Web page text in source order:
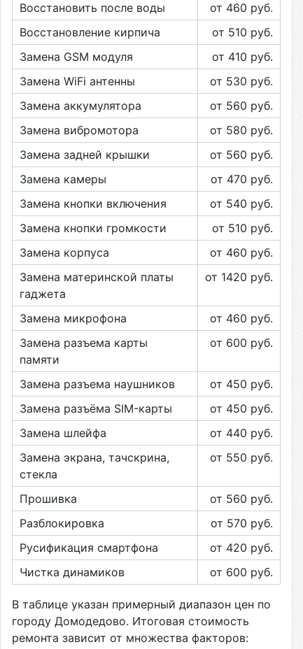
Восстановить после воды от 460 руб.
Восстановление кирпича
от 510 руб.
Замена GSM модуля
от 410 руб.
Замена WiFi антенны
от 530 руб.
Замена аккумулятора
от 560 руб.
Замена вибромотора
от 580 руб.
Замена задней крышки
от 560 руб.
Замена камеры
от 470 руб.
Замена кнопки включения
от 540 руб.
Замена кнопки громкости
от 510 руб.
Замена корпуса
от 460 руб.
Замена материнской платы
гаджета
от 1420 руб.
Замена микрофона от 460 руб.
Замена разъема карты
памяти
от 600 руб.
Замена разъема наушников от 450 руб.
Замена разъёма SIM-карты
от 450 руб.
Замена шлейфа
от 440 руб.
Замена экрана, тачскрина,
стекла
от 550 руб.
Прошивка от 560 руб.
Разблокировка
от 570 руб.
Русификация смартфона
от 420 руб.
Чистка динамиков
от 600 руб.
В таблице указан примерный диапазон цен по
городу Домодедово. Итоговая стоимость
ремонта зависит от множества факторов: